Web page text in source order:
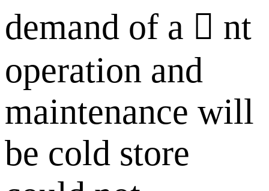
demand of a  nt
operation and
maintenance will
be cold store